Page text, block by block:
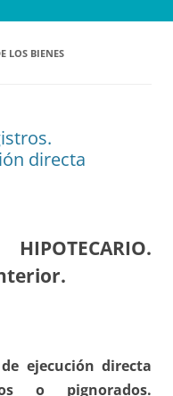
LOS BIENES
directa
HIPOTECARIO.
ejecución directa
o pignorados.